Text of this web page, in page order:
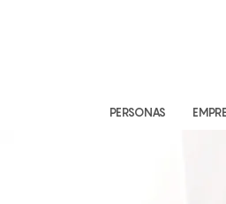
PERSONAS